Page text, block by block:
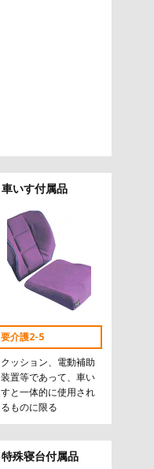
車いす付属品
要介護2-5
クッション、電動補助
装置等であって、車い
すと一体的に使用され
るものに限る
特殊寝台付属品